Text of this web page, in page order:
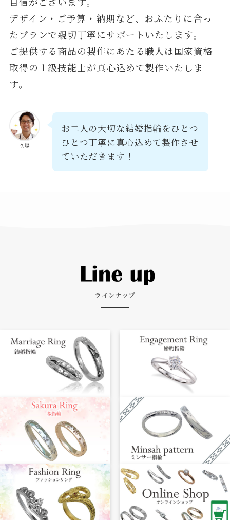
デザイン・ご予算・納期など、おふたりに合っ
たプランで親切丁寧にサポートいたします。
ご提供する商品の製作にあたる職人は国家資格
取得の１級技能士が真心込めて製作いたしま
す。
久場
お二人の大切な結婚指輪をひとつ
ひとつ丁寧に真心込めて製作させ
ていただきます！
ラインナップ